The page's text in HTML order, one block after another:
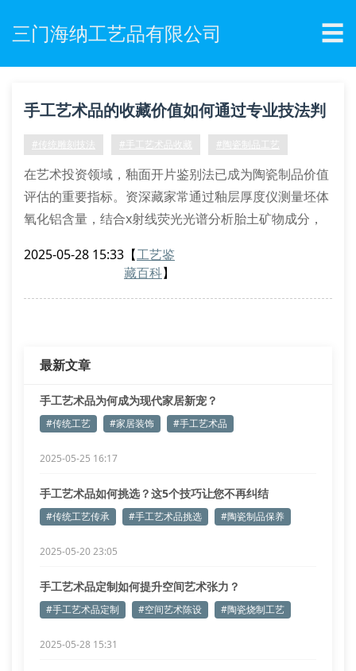
三门海纳工艺品有限公司 ☰
手工艺术品的收藏价值如何通过专业技法判
定？
#传统雕刻技法 #手工艺术品收藏 #陶瓷制品工艺
在艺术投资领域，釉面开片鉴别法已成为陶瓷制品价值
评估的重要指标。资深藏家常通过釉层厚度仪测量坯体
氧化铝含量，结合x射线荧光光谱分析胎土矿物成分，
代。以三门海纳的霁蓝釉描金缠枝莲纹赏瓶为例，其釉
系数。以海纳工艺的紫
2025-05-28 15:33 【工艺鉴
藏百科】
最新文章
手工艺术品为何成为现代家居新宠？
#传统工艺 #家居装饰 #手工艺术品
2025-05-25 16:17
手工艺术品如何挑选？这5个技巧让您不再纠结
#传统工艺传承 #手工艺术品挑选 #陶瓷制品保养
2025-05-20 23:05
手工艺术品定制如何提升空间艺术张力？
#手工艺术品定制 #空间艺术陈设 #陶瓷烧制工艺
2025-05-28 15:31